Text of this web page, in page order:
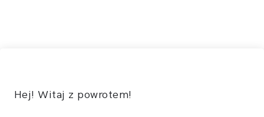
Hej! Witaj z powrotem!